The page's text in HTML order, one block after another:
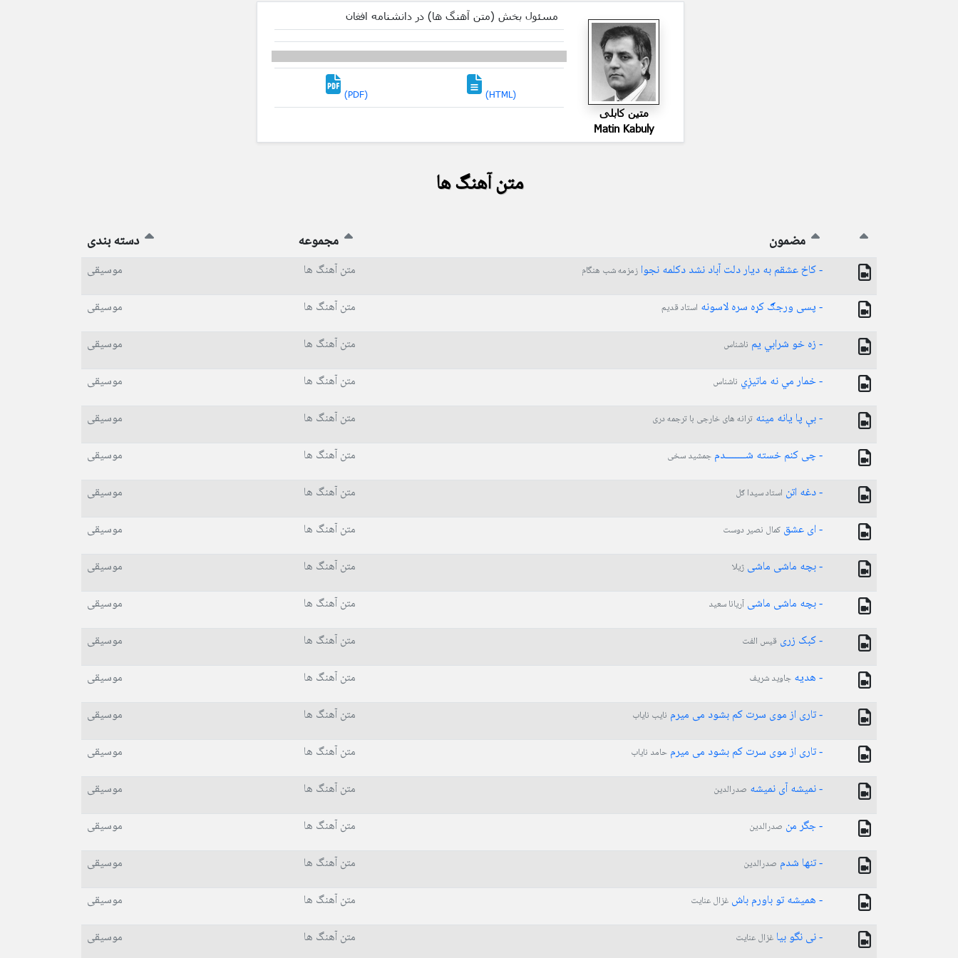
مسئول بخش (متن آهنگ ها) در دانشنامه افغان
(PDF) (HTML)
متین کابلی
Matin Kabuly
متن آهنگ ها
مضمون مجموعه دسته بندی
- کاخ عشقم به دیار دلت آباد نشد دکلمه نجوا زمزمه شب هنگام متن آهنگ ها
موسیقی
- پسی ورجګ کړه سره لاسونه استاد قدیم متن آهنگ ها
موسیقی
- زه خو شرابي يم ناشناس متن آهنگ ها
موسیقی
- خمار مي نه ماتیږي ناشناس متن آهنگ ها
موسیقی
- بې پا یانه مینه ترانه های خارجی با ترجمه دری متن آهنگ ها
موسیقی
- چی کنم خسته شـــــــدم جمشید سخی متن آهنگ ها
موسیقی
- دغه اتن استاد سیدا ګل متن آهنگ ها
موسیقی
- ای عشق کمال نصیر دوست متن آهنگ ها
موسیقی
- بچه ماشی ماشی ژیلا متن آهنگ ها
موسیقی
- بچه ماشی ماشی آریانا سعید متن آهنگ ها
موسیقی
- کبک زری قیس الفت متن آهنگ ها
موسیقی
- هدیه جاوید شریف متن آهنگ ها
موسیقی
- تاری از موی سرت کم بشود می میرم نایب نایاب متن آهنگ ها
موسیقی
- تاری از موی سرت کم بشود می میرم حامد نایاب متن آهنگ ها
موسیقی
- نمیشه آی نمیشه صدرالدین متن آهنگ ها
موسیقی
- جگر من صدرالدین متن آهنگ ها
موسیقی
- تنها شدم صدرالدین متن آهنگ ها
موسیقی
- ھمیشه تو باورم باش غزال عنایت متن آهنگ ها
موسیقی
- نی نگو بیا غزال عنایت متن آهنگ ها
موسیقی